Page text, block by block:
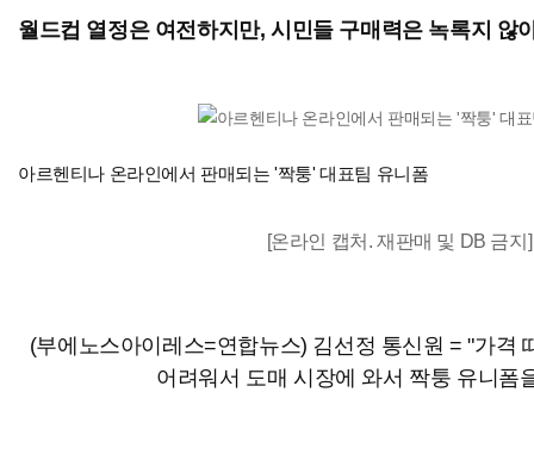
월드컵 열정은 여전하지만, 시민들 구매력은 녹록지 않
아르헨티나 온라인에서 판매되는 '짝퉁' 대표팀 유니폼
[온라인 캡처. 재판매 및 DB 금지]
(부에노스아이레스=연합뉴스) 김선정 통신원 = "가격
어려워서 도매 시장에 와서 짝퉁 유니폼